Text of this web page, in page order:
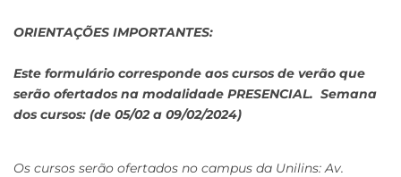
ORIENTAÇÕES IMPORTANTES:
Este formulário corresponde aos cursos de verão que
serão ofertados na modalidade PRESENCIAL. Semana
dos cursos: (de 05/02 a 09/02/2024)
Os cursos serão ofertados no campus da Unilins: Av.